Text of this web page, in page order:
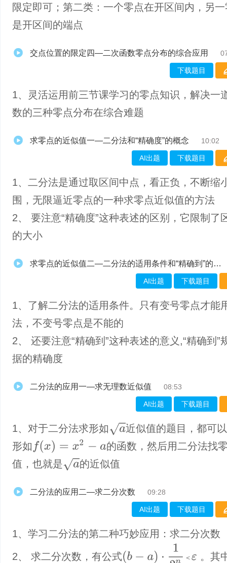
限定即可；第二类：一个零点在开区间内，另
是开区间的端点
交点位置的限定四—二次函数零点分布的综合应用
下载题目
1、灵活运用前三节课学习的零点知识，解决一
数的三种零点分布在综合难题
求零点的近似值一—二分法和“精确度”的概念 10:02
AI出题 下载题目
1、二分法是通过取区间中点，看正负，不断缩
围，无限逼近零点的一种求零点近似值的方法
2、 要注意“精确度”这种表述的区别，它限制了
的大小
求零点的近似值二—二分法的适用条件和“精确到”的概念
AI出题 下载题目
1、了解二分法的适用条件。只有变号零点才能
法，不变号零点是不能的
2、 还要注意“精确到”这种表述的意义,“精确到”
据的精确度
二分法的应用一—求无理数近似值 08:53
AI出题 下载题目
1、对于二分法求形如
近似值的题目，都可
形如 (x)=x2
的函数，然后用二分法找
值，也就是
的近似值
二分法的应用二—求二分次数 09:28
AI出题 下载题目
1、学习二分法的第二种巧妙应用：求二分次数
2、 求二分次数，有公式 ＜
。其